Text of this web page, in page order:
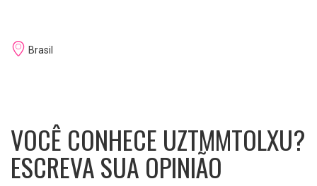
Brasil
VOCÊ CONHECE UZTMMTOLXU?
ESCREVA SUA OPINIÃO